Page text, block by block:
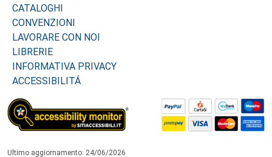
CATALOGHI
CONVENZIONI
LAVORARE CON NOI
LIBRERIE
INFORMATIVA PRIVACY
ACCESSIBILITÁ
Ultimo aggiornamento: 24/06/2026